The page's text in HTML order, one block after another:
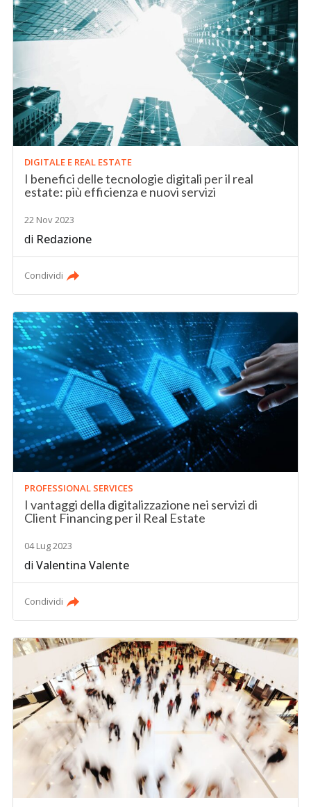
DIGITALE E REAL ESTATE
I benefici delle tecnologie digitali per il real
estate: più efficienza e nuovi servizi
22 Nov 2023
di Redazione
Condividi
PROFESSIONAL SERVICES
I vantaggi della digitalizzazione nei servizi di
Client Financing per il Real Estate
04 Lug 2023
diValentina Valente
Condividi